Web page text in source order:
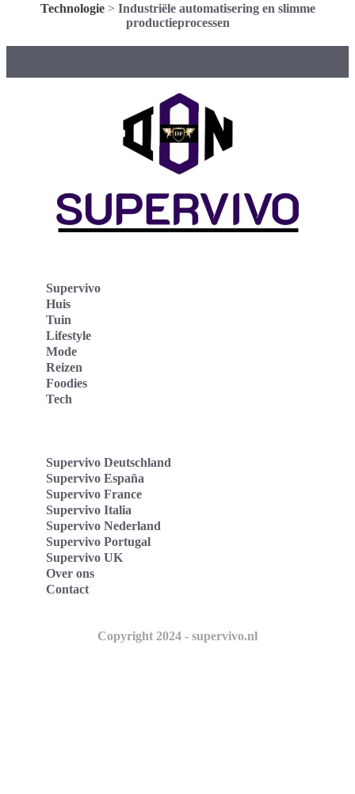
Technologie> Industriële automatisering en slimme
productieprocessen
Supervivo
Huis
Tuin
Lifestyle
Mode
Reizen
Foodies
Tech
Supervivo Deutschland
Supervivo España
Supervivo France
Supervivo Italia
Supervivo Nederland
Supervivo Portugal
Supervivo UK
Over ons
Contact
Copyright 2024 - supervivo.nl